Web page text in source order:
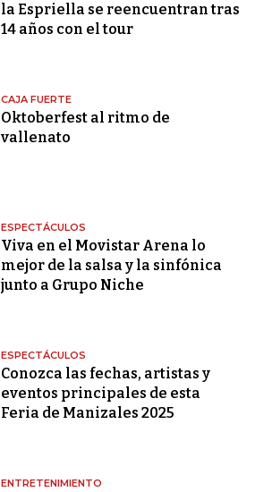
la Espriella se reencuentran tras
14 años con el tour
CAJA FUERTE
Oktoberfest al ritmo de
vallenato
ESPECTÁCULOS
Viva en el Movistar Arena lo
mejor de la salsa y la sinfónica
junto a Grupo Niche
ESPECTÁCULOS
Conozca las fechas, artistas y
eventos principales de esta
Feria de Manizales 2025
ENTRETENIMIENTO